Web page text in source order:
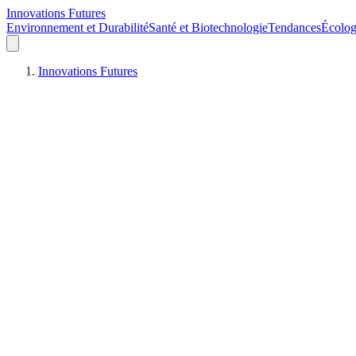
Innovations Futures
Environnement et DurabilitéSanté et BiotechnologieTendances
Innovations Futures